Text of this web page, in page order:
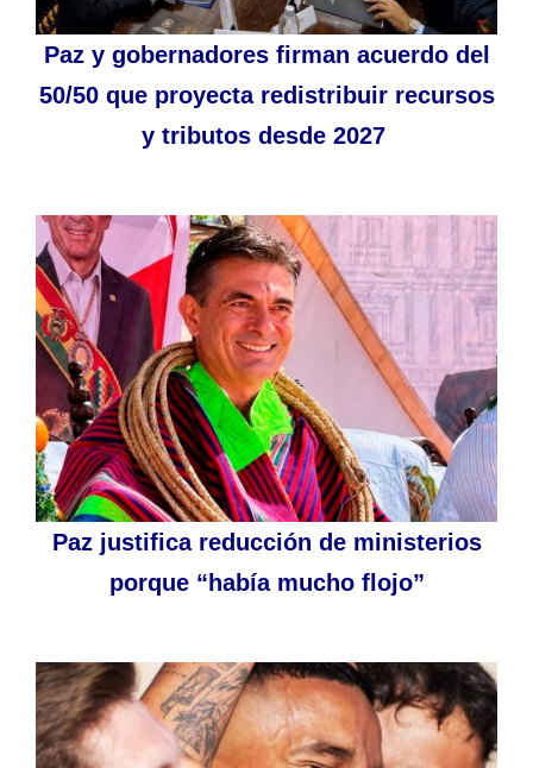
Paz y gobernadores firman acuerdo del
50/50 que proyecta redistribuir recursos
y tributos desde 2027
Paz justifica reducción de ministerios
porque “había mucho flojo”